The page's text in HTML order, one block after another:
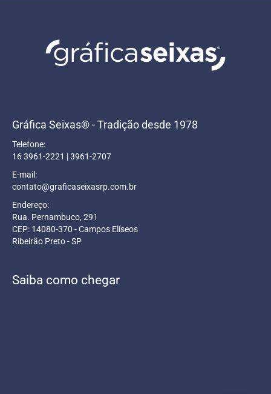
Gráfica Seixas® - Tradição desde 1978
Telefone:
16 3961-2221 | 3961-2707
E-mail:
contato@graficaseixasrp.com.br
Endereço:
Rua. Pernambuco, 291
CEP: 14080-370 - Campos Elíseos
Ribeirão Preto - SP
Saiba como chegar